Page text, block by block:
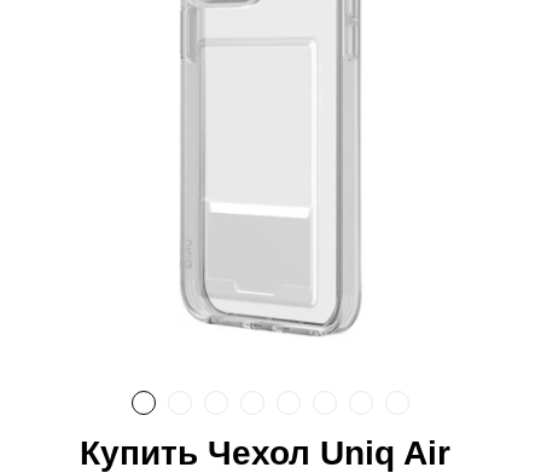
Купить Чехол Uniq Air